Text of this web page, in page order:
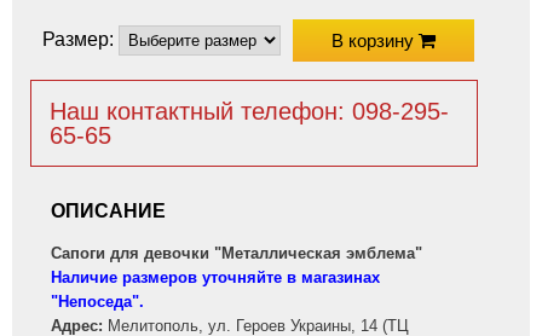
Размер: В корзину
Наш контактный телефон: 098-295-
65-65
ОПИСАНИЕ
Сапоги для девочки "Металлическая эмблема"
Наличие размеров уточняйте в магазинах
"Непоседа".
Адрес: Мелитополь, ул. Героев Украины, 14 (ТЦ